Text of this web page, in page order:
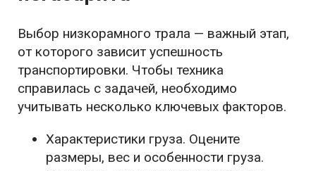
Выбор низкорамного трала — важный этап,
от которого зависит успешность
транспортировки. Чтобы техника
справилась с задачей, необходимо
учитывать несколько ключевых факторов.
Характеристики груза. Оцените
размеры, вес и особенности груза.